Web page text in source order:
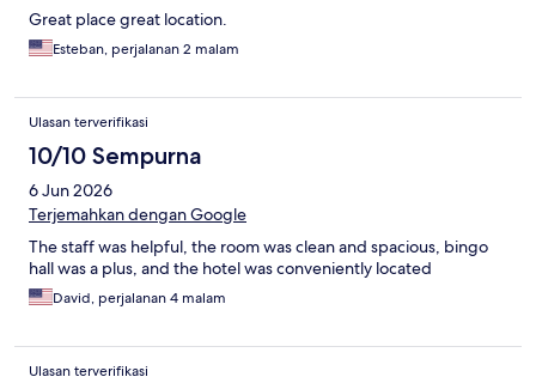
Great place great location.
Esteban, perjalanan 2 malam
Ulasan terverifikasi
10/10 Sempurna
6 Jun 2026
Terjemahkan dengan Google
The staff was helpful, the room was clean and spacious, bingo
hall was a plus, and the hotel was conveniently located
David, perjalanan 4 malam
Ulasan terverifikasi